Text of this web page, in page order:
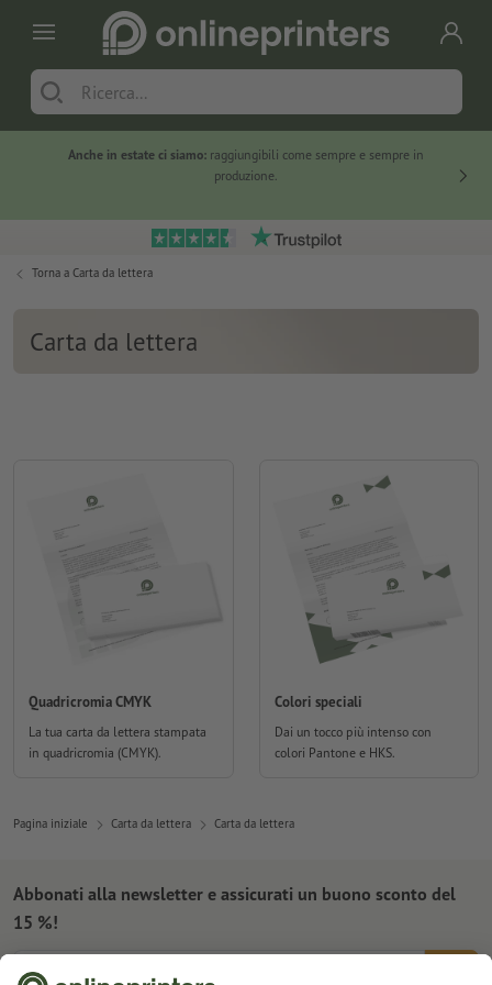
Anche in estate ci siamo: raggiungibili come sempre e sempre in
produzione.
Torna a Carta da lettera
Carta da lettera
Quadricromia CMYK
La tua carta da lettera stampata
in quadricromia (CMYK).
Colori speciali
Dai un tocco più intenso con
colori Pantone e HKS.
Pagina iniziale Carta da lettera Carta da lettera
Abbonati alla newsletter e assicurati un buono sconto del
15 %!